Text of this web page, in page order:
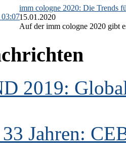
03:07
imm cologne 2020: Die Trends
15.01.2020
Auf der imm cologne 2020 gibt
2019:
Jahren: